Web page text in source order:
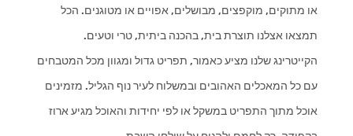
או מתוקים, מוקפצים, מבושלים, אפויים או מטוגנים. הכל
תמצאו אצלנו תוצרת בית, בהכנה ביתית, טרי וטעים.
הקייטרינג שלנו מציע כאמור, תפריט גדול ומגוון מכל המטבחים
עם כל המאכלים האהובים ובמשלוח לעיר נוף הגליל. מזמינים
אוכל מתוך התפריט במשקל או לפי יחידות והאוכל מגיע ארוז